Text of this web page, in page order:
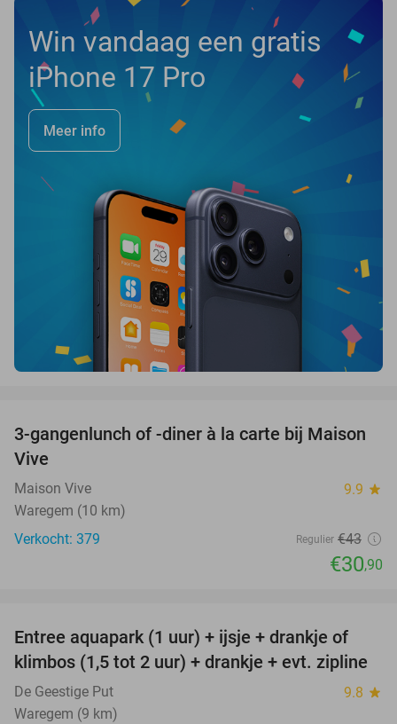
Win vandaag een gratis
iPhone 17 Pro
Meer info
28%
3-gangenlunch of -diner à la carte bij Maison
Vive
Maison Vive 9.9 star
Waregem (10 km)
Verkocht: 379
Regulier €43
€30,90
32%
Entree aquapark (1 uur) + ijsje + drankje of
klimbos (1,5 tot 2 uur) + drankje + evt. zipline
De Geestige Put 9.8 star
Waregem (9 km)